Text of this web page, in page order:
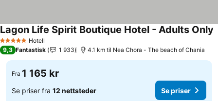
5 Stjerner Hotell
Lagon Life Spirit Boutique Hotel - Adults Only
9,3 Fantastisk 1 933 4.1 km til Nea Chora - The beach of Chania
Fra 1 165 kr
Se priser fra 12 nettsteder Se priser